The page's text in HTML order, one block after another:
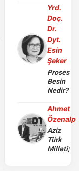
Yrd.
Doç.
Dr.
Dyt.
Esin
Şeker
Proses
Besin
Nedir?
Ahmet
Özenalp
Aziz
Türk
Milleti;